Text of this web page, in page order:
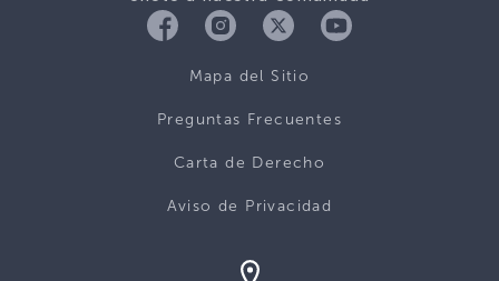
Mapa del Sitio
Preguntas Frecuentes
Carta de Derecho
Aviso de Privacidad